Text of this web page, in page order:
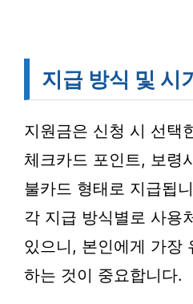
지급 방식 및 시
지원금은 신청 시 선택
체크카드 포인트, 보령
불카드 형태로 지급됩
각 지급 방식별로 사용
있으니, 본인에게 가장
하는 것이 중요합니다.